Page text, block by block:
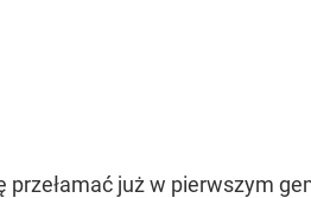
przełamać już w pierwszym